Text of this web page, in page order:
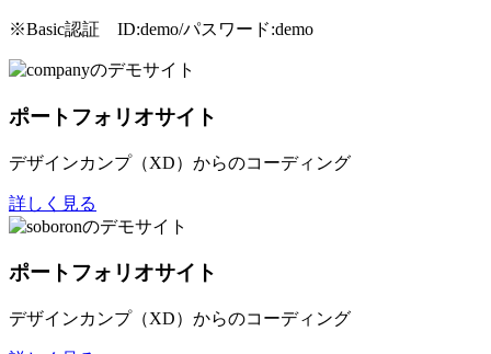
※Basic認証 ID:demo/パスワード:demo
ポートフォリオサイト
デザインカンプ（XD）からのコーディング
詳しく見る
ポートフォリオサイト
デザインカンプ（XD）からのコーディング